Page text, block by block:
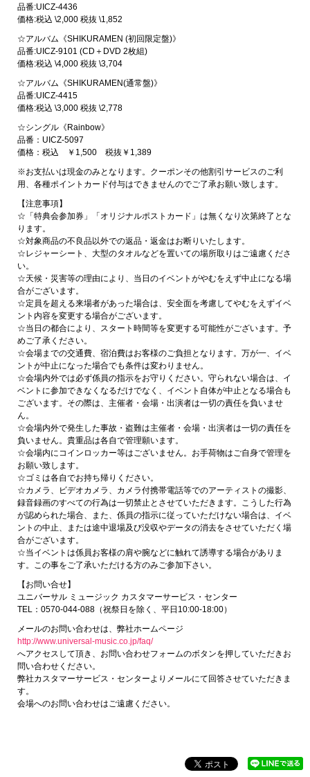
品番:UICZ-4436
価格:税込 \2,000 税抜 \1,852
☆アルバム《SHIKURAMEN (初回限定盤)》
品番:UICZ-9101 (CD＋DVD 2枚組)
価格:税込 \4,000 税抜 \3,704
☆アルバム《SHIKURAMEN(通常盤)》
品番:UICZ-4415
価格:税込 \3,000 税抜 \2,778
☆シングル《Rainbow》
品番：UICZ-5097
価格：税込 ￥1,500 税抜￥1,389
※お支払いは現金のみとなります。クーポンその他割引サービスのご利
用、各種ポイントカード付与はできませんのでご了承お願い致します。
【注意事項】
☆「特典会参加券」「オリジナルポストカード」は無くなり次第終了とな
ります。
☆対象商品の不良品以外での返品・返金はお断りいたします。
☆レジャーシート、大型のタオルなどを置いての場所取りはご遠慮くださ
い。
☆天候・災害等の理由により、当日のイベントがやむをえず中止になる場
合がございます。
☆定員を超える来場者があった場合は、安全面を考慮してやむをえずイベ
ント内容を変更する場合がございます。
☆当日の都合により、スタート時間等を変更する可能性がございます。予
めご了承ください。
☆会場までの交通費、宿泊費はお客様のご負担となります。万が一、イベ
ントが中止になった場合でも条件は変わりません。
☆会場内外では必ず係員の指示をお守りください。守られない場合は、イ
ベントに参加できなくなるだけでなく、イベント自体が中止となる場合も
ございます。その際は、主催者・会場・出演者は一切の責任を負いませ
ん。
☆会場内外で発生した事故・盗難は主催者・会場・出演者は一切の責任を
負いません。貴重品は各自で管理願います。
☆会場内にコインロッカー等はございません。お手荷物はご自身で管理を
お願い致します。
☆ゴミは各自でお持ち帰りください。
☆カメラ、ビデオカメラ、カメラ付携帯電話等でのアーティストの撮影、
録音録画のすべての行為は一切禁止とさせていただきます。こうした行為
が認められた場合、また、係員の指示に従っていただけない場合は、イベ
ントの中止、または途中退場及び没収やデータの消去をさせていただく場
合がございます。
☆当イベントは係員お客様の肩や腕などに触れて誘導する場合がありま
す。この事をご了承いただける方のみご参加下さい。
【お問い合せ】
ユニバーサル ミュージック カスタマーサービス・センター
TEL：0570-044-088（祝祭日を除く、平日10:00-18:00）
メールのお問い合わせは、弊社ホームページ
http://www.universal-music.co.jp/faq/
へアクセスして頂き、お問い合わせフォームのボタンを押していただきお
問い合わせください。
弊社カスタマーサービス・センターよりメールにて回答させていただきま
す。
会場へのお問い合わせはご遠慮ください。